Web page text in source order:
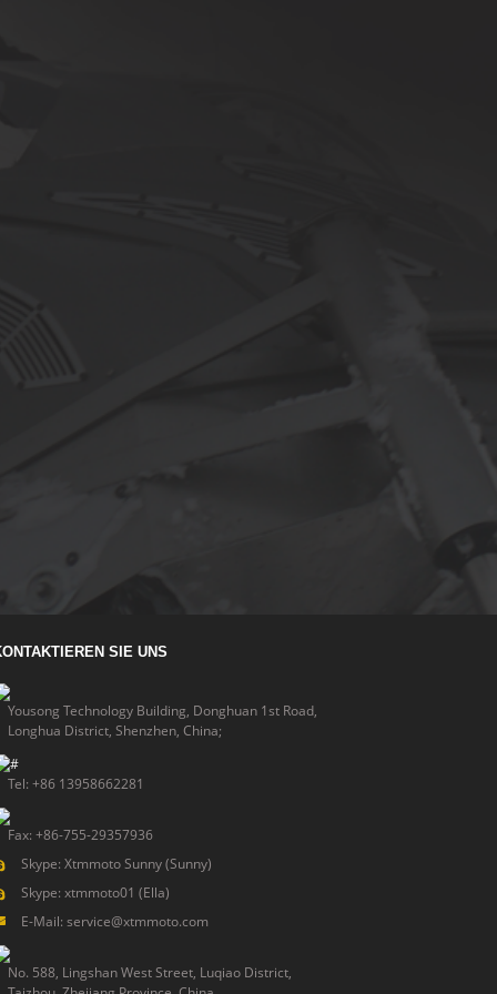
SIE UNS
Yousong Technology Building, Donghuan 1st Road,
Longhua District, Shenzhen, China;
Tel: +86 13958662281
Fax: +86-755-29357936
Skype: Xtmmoto Sunny (Sunny)
Skype: xtmmoto01 (Ella)
E-Mail: service@xtmmoto.com
No. 588, Lingshan West Street, Luqiao District,